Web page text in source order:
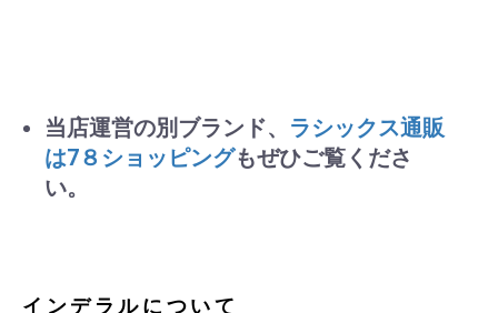
当店運営の別ブランド、 ラシックス通販
は7８ショッピングもぜひご覧くださ
い。
インデラルについて